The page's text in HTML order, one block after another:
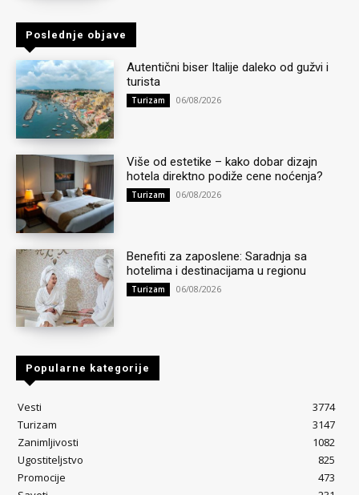
Poslednje objave
Autentični biser Italije daleko od gužvi i
turista
Turizam 06/08/2026
Više od estetike – kako dobar dizajn
hotela direktno podiže cene noćenja?
Turizam 06/08/2026
Benefiti za zaposlene: Saradnja sa
hotelima i destinacijama u regionu
Turizam 06/08/2026
Popularne kategorije
Vesti
3774
Turizam
3147
Zanimljivosti
1082
Ugostiteljstvo
825
Promocije
473